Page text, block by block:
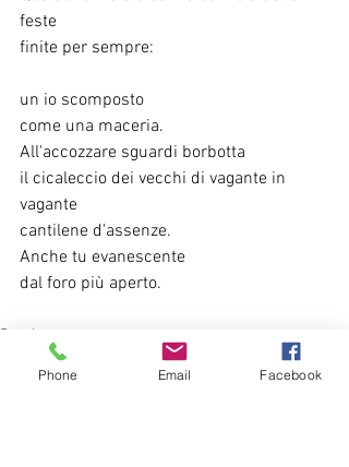
feste
finite per sempre:
un io scomposto
come una maceria.
All'accozzare sguardi borbotta
il cicaleccio dei vecchi di vagante in
vagante
cantilene d'assenze.
Anche tu evanescente
dal foro più aperto.
Poesia
Phone Email Facebook